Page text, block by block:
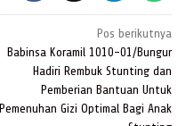
Pos berikutnya
Babinsa Koramil 1010-01/Bungur
Hadiri Rembuk Stunting dan
Pemberian Bantuan Untuk
Pemenuhan Gizi Optimal Bagi Anak